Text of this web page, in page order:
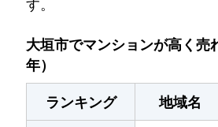
大垣市でマンションが高く売
年）
ランキング
地域名